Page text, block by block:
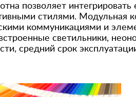
позволяет
стилями. Модульная
коммуникациями и
светильники,
средний срок